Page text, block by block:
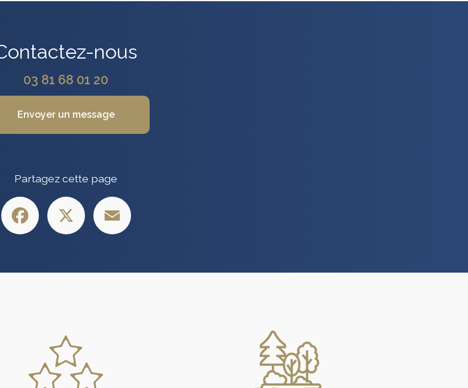
nous
03 81 68 01 20
Envoyer un message
Partagez cette page
Facebook